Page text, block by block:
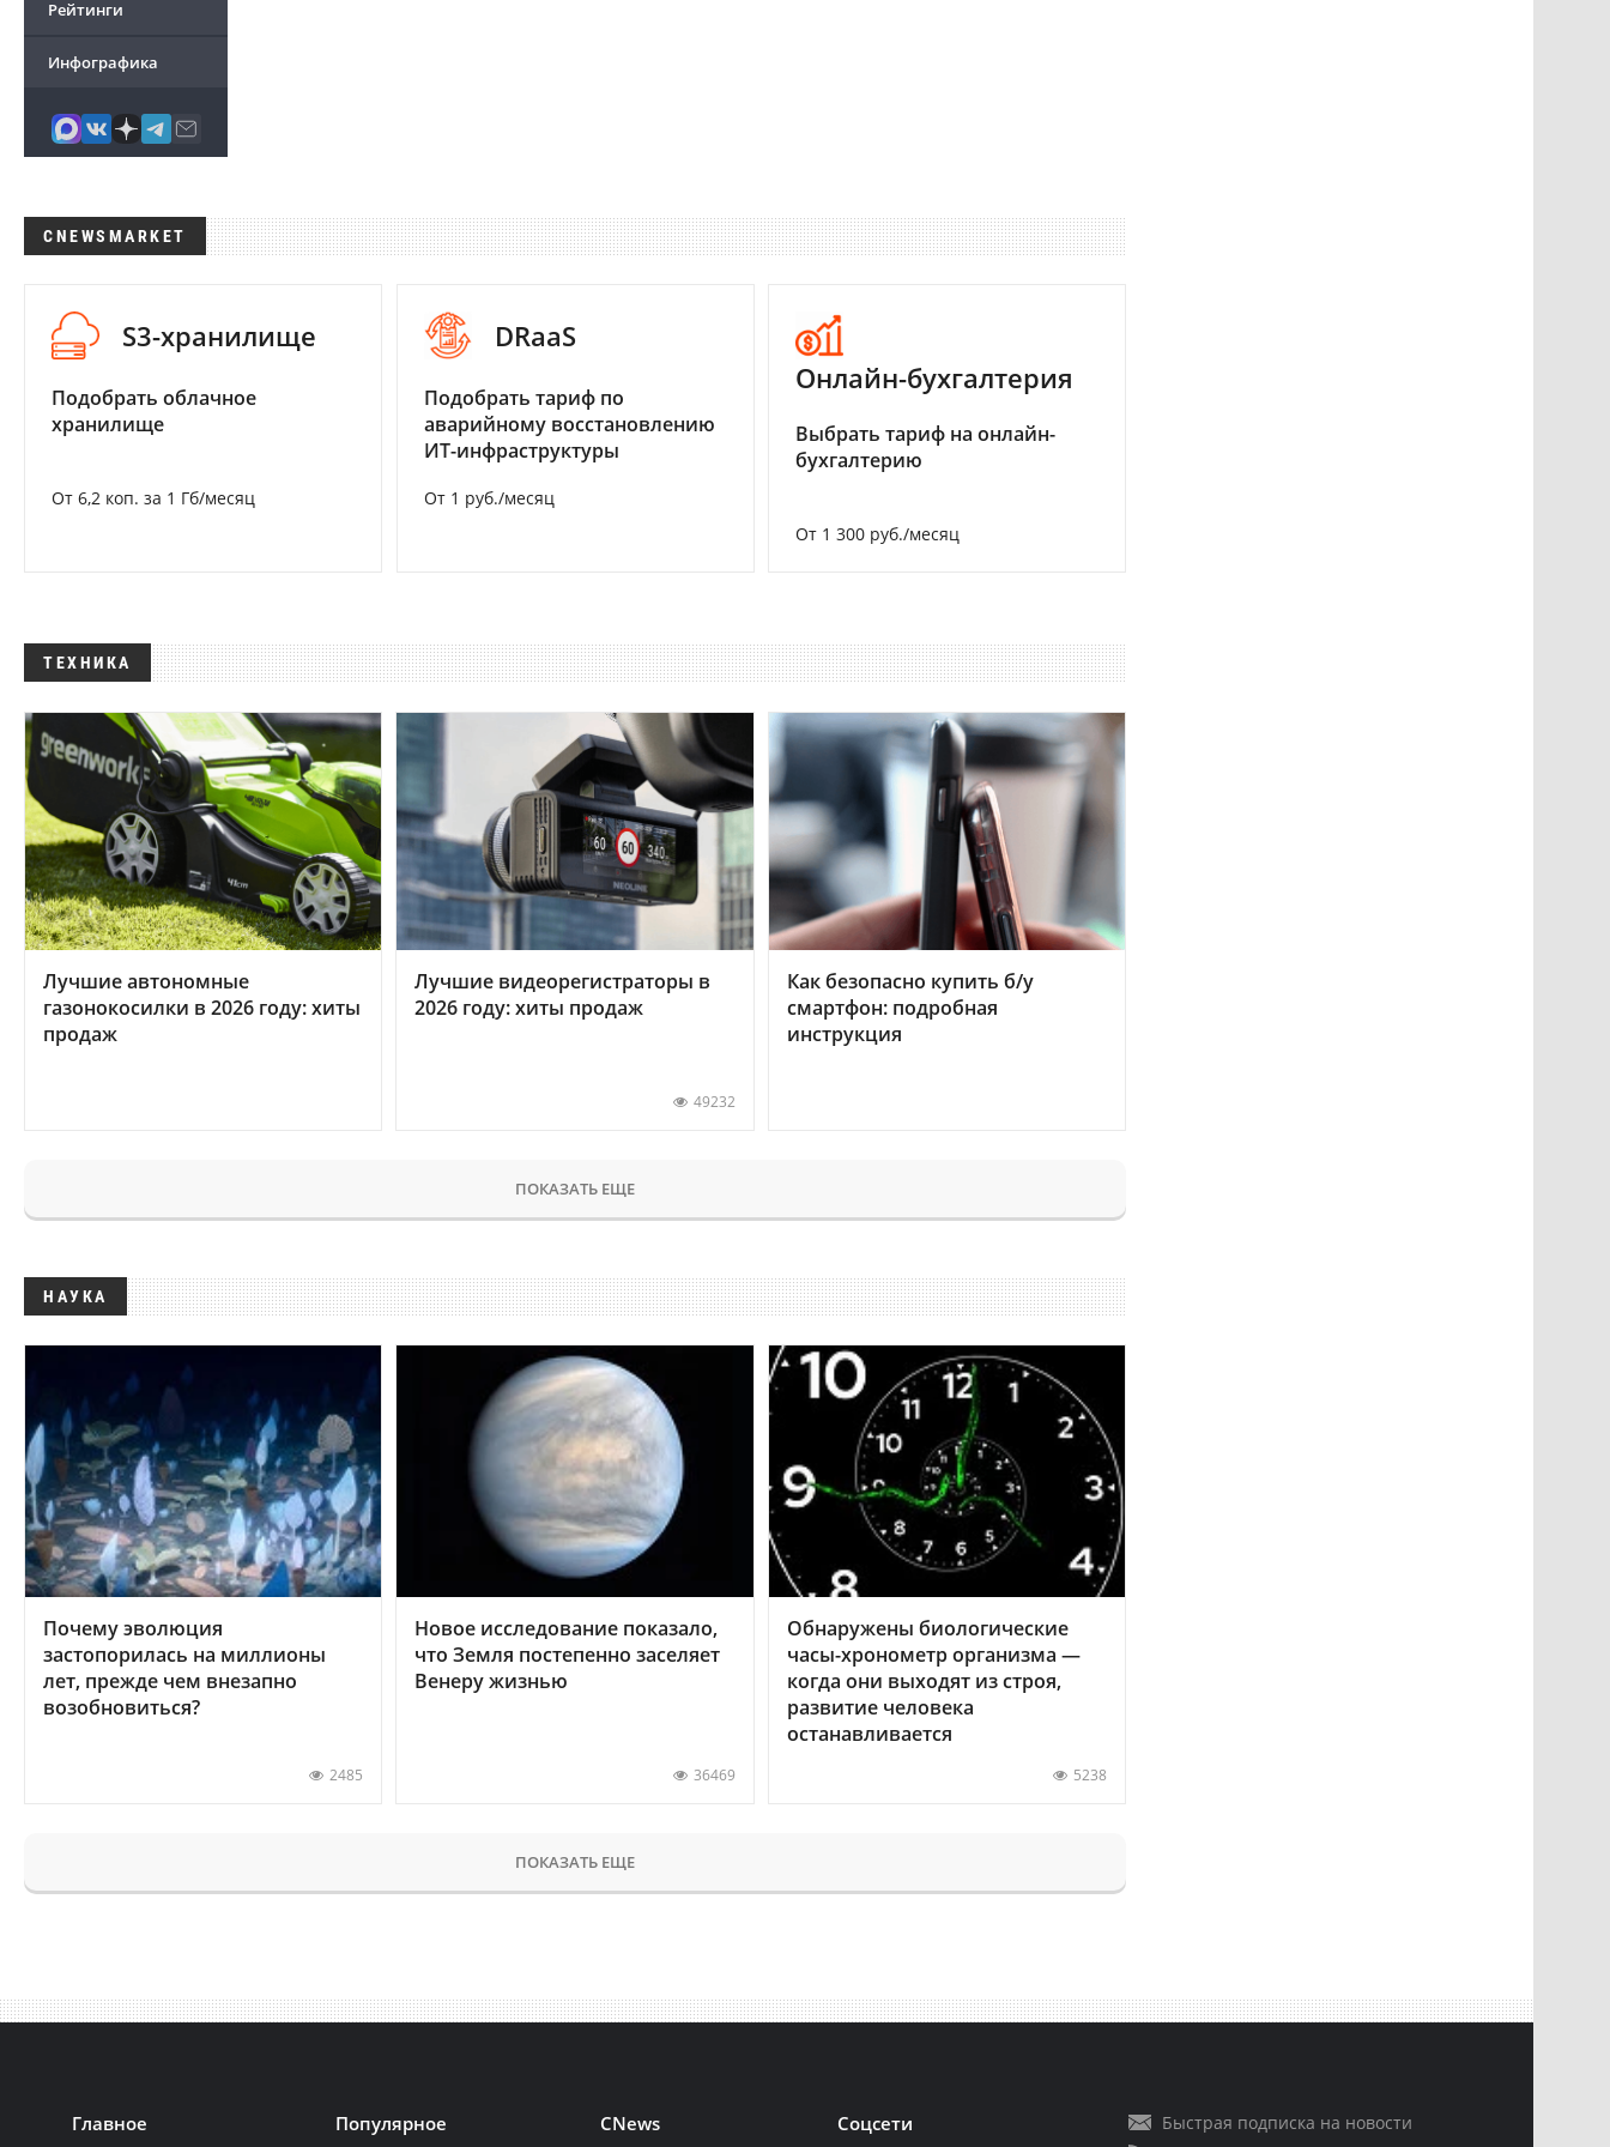
Рейтинги
Инфографика
CNEWSMARKET
S3-хранилище
Подобрать облачное
хранилище
От 6,2 коп. за 1 Гб/месяц
DRaaS
Подобрать тариф по
аварийному восстановлению
ИТ-инфраструктуры
От 1 руб./месяц
Онлайн-бухгалтерия
Выбрать тариф на онлайн-
бухгалтерию
От 1 300 руб./месяц
ТЕХНИКА
Лучшие автономные
газонокосилки в 2026 году: хиты
продаж
Лучшие видеорегистраторы в
2026 году: хиты продаж
49232
Как безопасно купить б/у
смартфон: подробная
инструкция
ПОКАЗАТЬ ЕЩЕ
НАУКА
Почему эволюция
застопорилась на миллионы
лет, прежде чем внезапно
возобновиться?
2485
Новое исследование показало,
что Земля постепенно заселяет
Венеру жизнью
36469
Обнаружены биологические
часы-хронометр организма —
когда они выходят из строя,
развитие человека
останавливается
5238
ПОКАЗАТЬ ЕЩЕ
Главное Популярное CNews Соцсети
Быстрая подписка на новости